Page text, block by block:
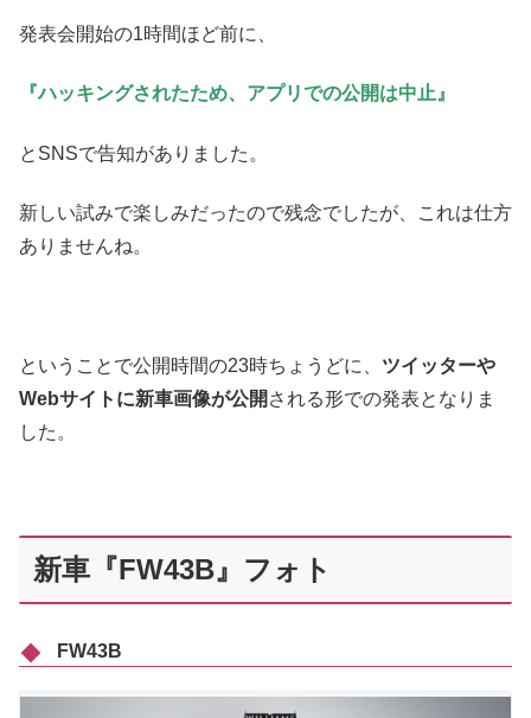
発表会開始の1時間ほど前に、
『ハッキングされたため、アプリでの公開は中止』
とSNSで告知がありました。
新しい試みで楽しみだったので残念でしたが、これは仕方
ありませんね。
ということで公開時間の23時ちょうどに、 ツイッターや
Webサイトに新車画像が公開 される形での発表となりま
した。
新車『FW43B』フォト
FW43B